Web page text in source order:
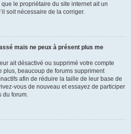
le propriétaire du site internet ait un
soit nécessaire de la corriger.
mais ne peux à présent plus me
ait désactivé ou supprimé votre compte
plus, beaucoup de forums suppriment
afin de réduire la taille de leur base de
vous de nouveau et essayez de participer
du forum.